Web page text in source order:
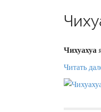
Чихуахуа
Читать